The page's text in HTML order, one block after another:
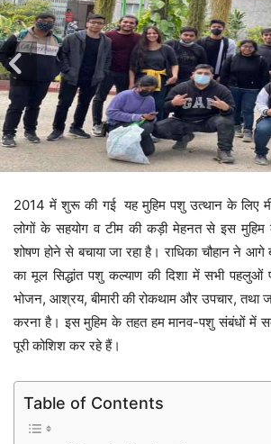
2014 में शुरू की गई यह मुहिम पशु उत्थान के लिए
लोगों के सहयोग व टीम की कड़ी मेहनत से इस मुहिम
शोषण होने से बचाया जा रहा है। राधिका चौहान ने आगे
का मूल सिद्धांत पशु कल्याण की दिशा में सभी
भोजन, आश्रय, बीमारी की रोकथाम और उपचार, तथा
करना है। इस मुहिम के तहत हम मानव-पशु संबंधों में
पूरी कोशिश कर रहे हैं।
Table of Contents